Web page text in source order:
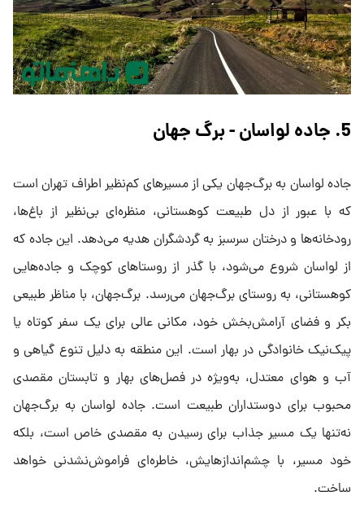
5. جاده لواسان - برگ جهان
جاده لواسان به برگ‌جهان یکی از مسیرهای کم‌نظیر اطراف تهران است
که با عبور از دل طبیعت کوهستانی، منظره‌ای بی‌نظیر از باغ‌ها،
رودخانه‌ها و درختان سرسبز به گردشگران هدیه می‌دهد. این جاده که
از لواسان شروع می‌شود، با گذر از روستاهای کوچک و جاده‌هایی
کوهستانی، به روستای برگ‌جهان می‌رسد. برگ‌جهان، با مناظر طبیعی
بکر و فضای آرامش‌بخش خود، مکانی عالی برای یک سفر کوتاه یا
پیک‌نیک خانوادگی در بهار است. این منطقه به دلیل تنوع گیاهی و
آب و هوای معتدل، به‌ویژه در فصل‌های بهار و تابستان مقصدی
محبوب برای دوستداران طبیعت است. جاده لواسان به برگ‌جهان
نه‌تنها یک مسیر جذاب برای رسیدن به مقصدی خاص است، بلکه
خود مسیر، با چشم‌اندازهایش، خاطره‌ای فراموش‌نشدنی خواهد
ساخت.